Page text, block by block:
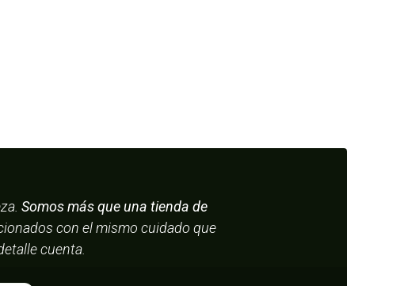
Somos más que una tienda de
con el mismo cuidado que
cuenta.